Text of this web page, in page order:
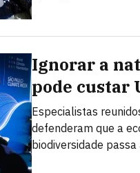
Ignorar a
pode custar
Especialistas
defenderam que a
biodiversidade